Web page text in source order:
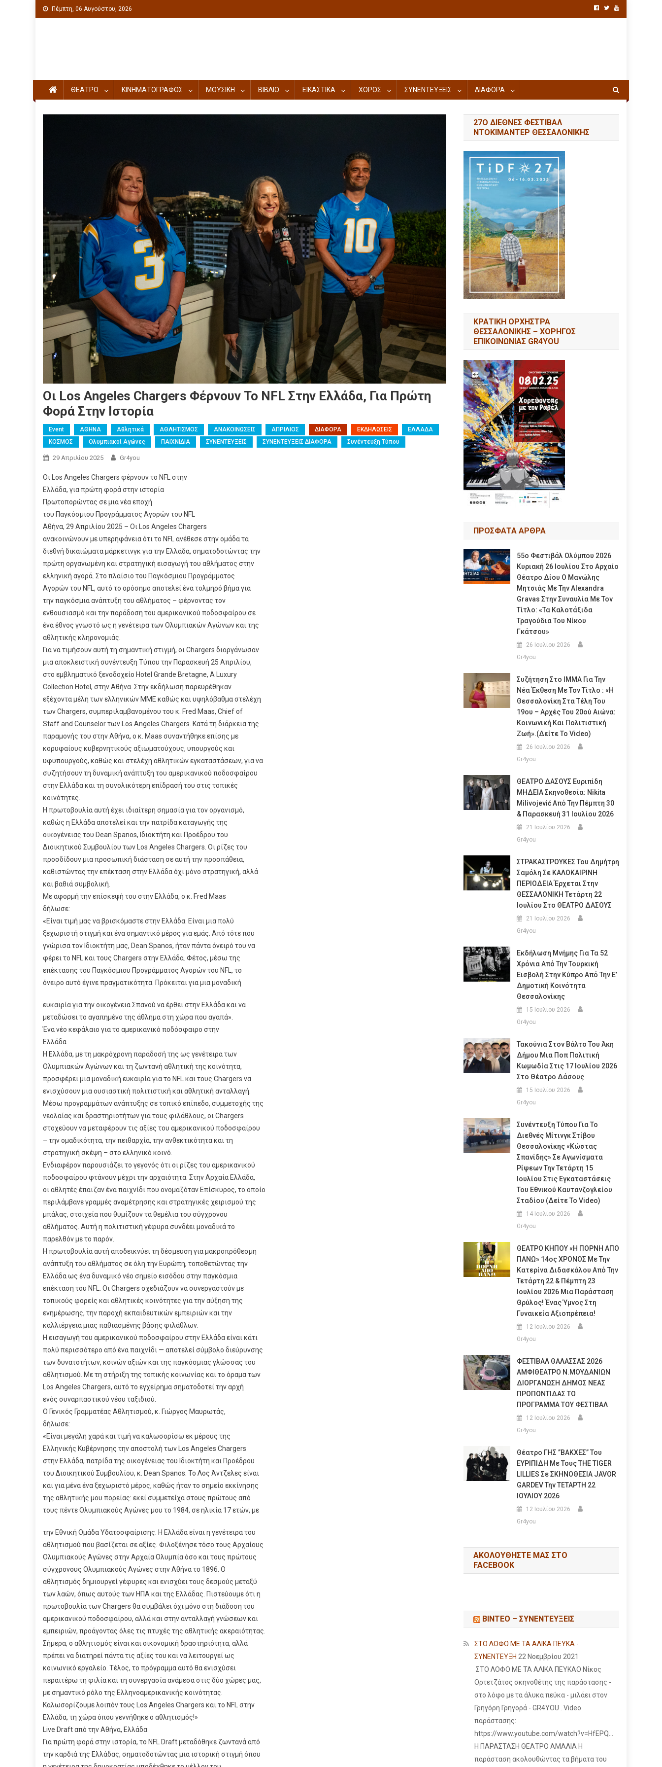
Πέμπτη, 06 Αυγούστου, 2026
ΘΕΑΤΡΟ ΚΙΝΗΜΑΤΟΓΡΑΦΟΣ ΜΟΥΣΙΚΗ ΒΙΒΛΙΟ ΕΙΚΑΣΤΙΚΑ ΧΟΡΟΣ ΣΥΝΕΝΤΕΥΞΕΙΣ ΔΙΑΦΟΡΑ
Οι Los Angeles Chargers Φέρνουν Το NFL Στην Ελλάδα, Για Πρώτη
Φορά Στην Ιστορία
Event ΑΘΗΝΑ Αθλητικά ΑΘΛΗΤΙΣΜΟΣ ΑΝΑΚΟΙΝΩΣΕΙΣ ΑΠΡΙΛΙΟΣ ΔΙΑΦΟΡΑ ΕΚΔΗΛΩΣΕΙΣ
ΕΛΛΑΔΑ
ΚΟΣΜΟΣ
Ολυμπιακοί Αγώνες ΠΑΙΧΝΙΔΙΑ ΣΥΝΕΝΤΕΥΞΕΙΣ ΣΥΝΕΝΤΕΥΞΕΙΣ ΔΙΑΦΟΡΑ Συνέντευξη Τύπου
29 Απριλίου 2025 Gr4you
Οι Los Angeles Chargers φέρνουν το NFL στην
Ελλάδα, για πρώτη φορά στην ιστορία
Πρωτοπορώντας σε μια νέα εποχή
του Παγκόσμιου Προγράμματος Αγορών του NFL
Αθήνα, 29 Απριλίου 2025 – Οι Los Angeles Chargers
ανακοινώνουν με υπερηφάνεια ότι το NFL ανέθεσε στην ομάδα τα
διεθνή δικαιώματα μάρκετινγκ για την Ελλάδα, σηματοδοτώντας την
πρώτη οργανωμένη και στρατηγική εισαγωγή του αθλήματος στην
ελληνική αγορά. Στο πλαίσιο του Παγκόσμιου Προγράμματος
Αγορών του NFL, αυτό το ορόσημο αποτελεί ένα τολμηρό βήμα για
την παγκόσμια ανάπτυξη του αθλήματος – φέρνοντας τον
ενθουσιασμό και την παράδοση του αμερικανικού ποδοσφαίρου σε
ένα έθνος γνωστό ως η γενέτειρα των Ολυμπιακών Αγώνων και της
αθλητικής κληρονομιάς.
Για να τιμήσουν αυτή τη σημαντική στιγμή, οι Chargers διοργάνωσαν
μια αποκλειστική συνέντευξη Τύπου την Παρασκευή 25 Απριλίου,
στο εμβληματικό ξενοδοχείο Hotel Grande Bretagne, A Luxury
Collection Hotel, στην Αθήνα. Στην εκδήλωση παρευρέθηκαν
εξέχοντα μέλη των ελληνικών ΜΜΕ καθώς και υψηλόβαθμα στελέχη
των Chargers, συμπεριλαμβανομένου του κ. Fred Maas, Chief of
Staff and Counselor των Los Angeles Chargers. Κατά τη διάρκεια της
παραμονής του στην Αθήνα, ο κ. Maas συναντήθηκε επίσης με
κορυφαίους κυβερνητικούς αξιωματούχους, υπουργούς και
υφυπουργούς, καθώς και στελέχη αθλητικών εγκαταστάσεων, για να
συζητήσουν τη δυναμική ανάπτυξη του αμερικανικού ποδοσφαίρου
στην Ελλάδα και τη συνολικότερη επίδρασή του στις τοπικές
κοινότητες.
Η πρωτοβουλία αυτή έχει ιδιαίτερη σημασία για τον οργανισμό,
καθώς η Ελλάδα αποτελεί και την πατρίδα καταγωγής της
οικογένειας του Dean Spanos, Ιδιοκτήτη και Προέδρου του
Διοικητικού Συμβουλίου των Los Angeles Chargers. Οι ρίζες του
προσδίδουν μια προσωπική διάσταση σε αυτή την προσπάθεια,
καθιστώντας την επέκταση στην Ελλάδα όχι μόνο στρατηγική, αλλά
και βαθιά συμβολική.
Με αφορμή την επίσκεψή του στην Ελλάδα, ο κ. Fred Maas
δήλωσε:
«Είναι τιμή μας να βρισκόμαστε στην Ελλάδα. Είναι μια πολύ
ξεχωριστή στιγμή και ένα σημαντικό μέρος για εμάς. Από τότε που
γνώρισα τον Ιδιοκτήτη μας, Dean Spanos, ήταν πάντα όνειρό του να
φέρει το NFL και τους Chargers στην Ελλάδα. Φέτος, μέσω της
επέκτασης του Παγκόσμιου Προγράμματος Αγορών του NFL, το
όνειρο αυτό έγινε πραγματικότητα. Πρόκειται για μια μοναδική
ευκαιρία για την οικογένεια Σπανού να έρθει στην Ελλάδα και να
μεταδώσει το αγαπημένο της άθλημα στη χώρα που αγαπά».
Ένα νέο κεφάλαιο για το αμερικανικό ποδόσφαιρο στην
Ελλάδα
Η Ελλάδα, με τη μακρόχρονη παράδοσή της ως γενέτειρα των
Ολυμπιακών Αγώνων και τη ζωντανή αθλητική της κοινότητα,
προσφέρει μια μοναδική ευκαιρία για το NFL και τους Chargers να
ενισχύσουν μια ουσιαστική πολιτιστική και αθλητική ανταλλαγή.
Μέσω προγραμμάτων ανάπτυξης σε τοπικό επίπεδο, συμμετοχής της
νεολαίας και δραστηριοτήτων για τους φιλάθλους, οι Chargers
στοχεύουν να μεταφέρουν τις αξίες του αμερικανικού ποδοσφαίρου
– την ομαδικότητα, την πειθαρχία, την ανθεκτικότητα και τη
στρατηγική σκέψη – στο ελληνικό κοινό.
Ενδιαφέρον παρουσιάζει το γεγονός ότι οι ρίζες του αμερικανικού
ποδοσφαίρου φτάνουν μέχρι την αρχαιότητα. Στην Αρχαία Ελλάδα,
οι αθλητές έπαιζαν ένα παιχνίδι που ονομαζόταν Επίσκυρος, το οποίο
περιλάμβανε γραμμές αναμέτρησης και στρατηγικές χειρισμού της
μπάλας, στοιχεία που θυμίζουν τα θεμέλια του σύγχρονου
αθλήματος. Αυτή η πολιτιστική γέφυρα συνδέει μοναδικά το
παρελθόν με το παρόν.
Η πρωτοβουλία αυτή αποδεικνύει τη δέσμευση για μακροπρόθεσμη
ανάπτυξη του αθλήματος σε όλη την Ευρώπη, τοποθετώντας την
Ελλάδα ως ένα δυναμικό νέο σημείο εισόδου στην παγκόσμια
επέκταση του NFL. Οι Chargers σχεδιάζουν να συνεργαστούν με
τοπικούς φορείς και αθλητικές κοινότητες για την αύξηση της
ενημέρωσης, την παροχή εκπαιδευτικών εμπειριών και την
καλλιέργεια μιας παθιασμένης βάσης φιλάθλων.
Η εισαγωγή του αμερικανικού ποδοσφαίρου στην Ελλάδα είναι κάτι
πολύ περισσότερο από ένα παιχνίδι — αποτελεί σύμβολο διεύρυνσης
των δυνατοτήτων, κοινών αξιών και της παγκόσμιας γλώσσας του
αθλητισμού. Με τη στήριξη της τοπικής κοινωνίας και το όραμα των
Los Angeles Chargers, αυτό το εγχείρημα σηματοδοτεί την αρχή
ενός συναρπαστικού νέου ταξιδιού.
Ο Γενικός Γραμματέας Αθλητισμού, κ. Γιώργος Μαυρωτάς,
δήλωσε:
«Είναι μεγάλη χαρά και τιμή να καλωσορίσω εκ μέρους της
Ελληνικής Κυβέρνησης την αποστολή των Los Angeles Chargers
στην Ελλάδα, πατρίδα της οικογένειας του Ιδιοκτήτη και Προέδρου
του Διοικητικού Συμβουλίου, κ. Dean Spanos. Το Λος Άντζελες είναι
και για μένα ένα ξεχωριστό μέρος, καθώς ήταν το σημείο εκκίνησης
της αθλητικής μου πορείας: εκεί συμμετείχα στους πρώτους από
τους πέντε Ολυμπιακούς Αγώνες μου το 1984, σε ηλικία 17 ετών, με
την Εθνική Ομάδα Υδατοσφαίρισης. Η Ελλάδα είναι η γενέτειρα του
αθλητισμού που βασίζεται σε αξίες. Φιλοξένησε τόσο τους Αρχαίους
Ολυμπιακούς Αγώνες στην Αρχαία Ολυμπία όσο και τους πρώτους
σύγχρονους Ολυμπιακούς Αγώνες στην Αθήνα το 1896. Ο
αθλητισμός δημιουργεί γέφυρες και ενισχύει τους δεσμούς μεταξύ
των λαών, όπως αυτούς των ΗΠΑ και της Ελλάδας. Πιστεύουμε ότι η
πρωτοβουλία των Chargers θα συμβάλει όχι μόνο στη διάδοση του
αμερικανικού ποδοσφαίρου, αλλά και στην ανταλλαγή γνώσεων και
εμπειριών, προάγοντας όλες τις πτυχές της αθλητικής ακεραιότητας.
Σήμερα, ο αθλητισμός είναι και οικονομική δραστηριότητα, αλλά
πρέπει να διατηρεί πάντα τις αξίες του και να λειτουργεί ως
κοινωνικό εργαλείο. Τέλος, το πρόγραμμα αυτό θα ενισχύσει
περαιτέρω τη φιλία και τη συνεργασία ανάμεσα στις δύο χώρες μας,
με σημαντικό ρόλο της Ελληνοαμερικανικής κοινότητας.
Καλωσορίζουμε λοιπόν τους Los Angeles Chargers και το NFL στην
Ελλάδα, τη χώρα όπου γεννήθηκε ο αθλητισμός!»
Live Draft από την Αθήνα, Ελλάδα
Για πρώτη φορά στην ιστορία, το NFL Draft μεταδόθηκε ζωντανά από
την καρδιά της Ελλάδας, σηματοδοτώντας μια ιστορική στιγμή όπου
27Ο ΔΙΕΘΝΕΣ ΦΕΣΤΙΒΑΛ
ΝΤΟΚΙΜΑΝΤΕΡ ΘΕΣΣΑΛΟΝΙΚΗΣ
ΚΡΑΤΙΚΗ ΟΡΧΗΣΤΡΑ
ΘΕΣΣΑΛΟΝΙΚΗΣ – ΧΟΡΗΓΟΣ
ΕΠΙΚΟΙΝΩΝΙΑΣ GR4YOU
ΠΡΟΣΦΑΤΑ ΑΡΘΡΑ
55ο Φεστιβάλ Ολύμπου 2026
Κυριακή 26 Ιουλίου Στο Αρχαίο
Θέατρο Δίου Ο Μανώλης
Μητσιάς Με Την Alexandra
Gravas Στην Συναυλία Με Τον
Τίτλο: «τα Καλοτάξιδα
Τραγούδια Του Νίκου
Γκάτσου»
26 Ιουλίου 2026
Gr4you
Συζήτηση Στο ΙΜΜΑ Για Την
Νέα Έκθεση Με Τον Τίτλο : «Η
Θεσσαλονίκη Στα Τέλη Του
19ου – Αρχές Του 20ού Αιώνα:
Κοινωνική Και Πολιτιστική
Ζωή».(Δείτε Το Video)
26 Ιουλίου 2026
Gr4you
ΘΕΑΤΡΟ ΔΑΣΟΥΣ Ευριπίδη
ΜΗΔΕΙΑ Σκηνοθεσία: Nikita
Milivojević Από Την Πέμπτη 30
& Παρασκευή 31 Ιουλίου 2026
21 Ιουλίου 2026
Gr4you
ΣΤΡΑΚΑΣΤΡΟΥΚΕΣ Του Δημήτρη
Σαμόλη Σε ΚΑΛΟΚΑΙΡΙΝΗ
ΠΕΡΙΟΔΕΙΑ Έρχεται Στην
ΘΕΣΣΑΛΟΝΙΚΗ Τετάρτη 22
Ιουλίου Στο ΘΕΑΤΡΟ ΔΑΣΟΥΣ
21 Ιουλίου 2026
Gr4you
Εκδήλωση Μνήμης Για Τα 52
Χρόνια Από Την Τουρκική
Εισβολή Στην Κύπρο Από Την Ε’
Δημοτική Κοινότητα
Θεσσαλονίκης
15 Ιουλίου 2026
Gr4you
Τακούνια Στον Βάλτο Του Άκη
Δήμου Μια Ποπ Πολιτική
Κωμωδία Στις 17 Ιουλίου 2026
Στο Θέατρο Δάσους
15 Ιουλίου 2026
Gr4you
Συνέντευξη Τύπου Για Το
Διεθνές Μίτινγκ Στίβου
Θεσσαλονίκης «Κώστας
Σπανίδης» Σε Αγωνίσματα
Ρίψεων Την Τετάρτη 15
Ιουλίου Στις Εγκαταστάσεις
Του Εθνικού Καυτανζογλείου
Σταδίου (Δείτε Το Video)
14 Ιουλίου 2026
Gr4you
ΘΕΑΤΡΟ ΚΗΠΟΥ «Η ΠΟΡΝΗ ΑΠΟ
ΠΑΝΩ» 14ος ΧΡΟΝΟΣ Με Την
Κατερίνα Διδασκάλου Από Την
Τετάρτη 22 & Πέμπτη 23
Ιουλίου 2026 Μια Παράσταση
Θρύλος! Ένας Ύμνος Στη
Γυναικεία Αξιοπρέπεια!
12 Ιουλίου 2026
Gr4you
ΦΕΣΤΙΒΑΛ ΘΑΛΑΣΣΑΣ 2026
ΑΜΦΙΘΕΑΤΡΟ Ν.ΜΟΥΔΑΝΙΩΝ
ΔΙΟΡΓΑΝΩΣΗ ΔΗΜΟΣ ΝΕΑΣ
ΠΡΟΠΟΝΤΙΔΑΣ ΤΟ
ΠΡΟΓΡΑΜΜΑ ΤΟΥ ΦΕΣΤΙΒΑΛ
12 Ιουλίου 2026
Gr4you
Θέατρο ΓΗΣ ”ΒΑΚΧΕΣ” Του
ΕΥΡΙΠΙΔΗ Με Τους THE TIGER
LILLIES Σε ΣΚΗΝΟΘΕΣΙΑ JAVOR
GARDEV Την ΤΕΤΑΡΤΗ 22
ΙΟΥΛΙΟΥ 2026
12 Ιουλίου 2026
Gr4you
ΑΚΟΛΟΥΘΉΣΤΕ ΜΑΣ ΣΤΟ
FACEBOOK
ΒΙΝΤΕΟ – ΣΥΝΕΝΤΕΥΞΕΙΣ
ΣΤΟ ΛΟΦΟ ΜΕ ΤΑ ΑΛΙΚΑ ΠΕΥΚΑ -
ΣΥΝΕΝΤΕΥΞΗ 22 Νοεμβρίου 2021
ΣΤΟ ΛΟΦΟ ΜΕ ΤΑ ΑΛΙΚΑ ΠΕΥΚΑΟ Νίκος
Ορτετζάτος σκηνοθέτης της παράστασης -
στο λόφο με τα άλυκα πεύκα - μιλάει στον
Γρηγόρη Γρηγορά - GR4YOU . Video
παράστασης:
https://www.youtube.com/watch?v=HfEPQ...
Η ΠΑΡΑΣΤΑΣΗ ΘΕΑΤΡΟ ΑΜΑΛΙΑ Η
παράσταση ακολουθώντας τα βήματα του